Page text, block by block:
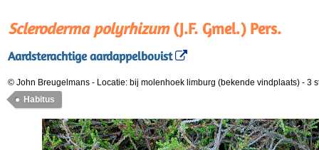
Scleroderma polyrhizum(J.F. Gmel.) Pers.
Aardsterachtige aardappelbovist
© John Breugelmans - Locatie: bij molenhoek limburg (bekende vindplaats) - 3
Habitus